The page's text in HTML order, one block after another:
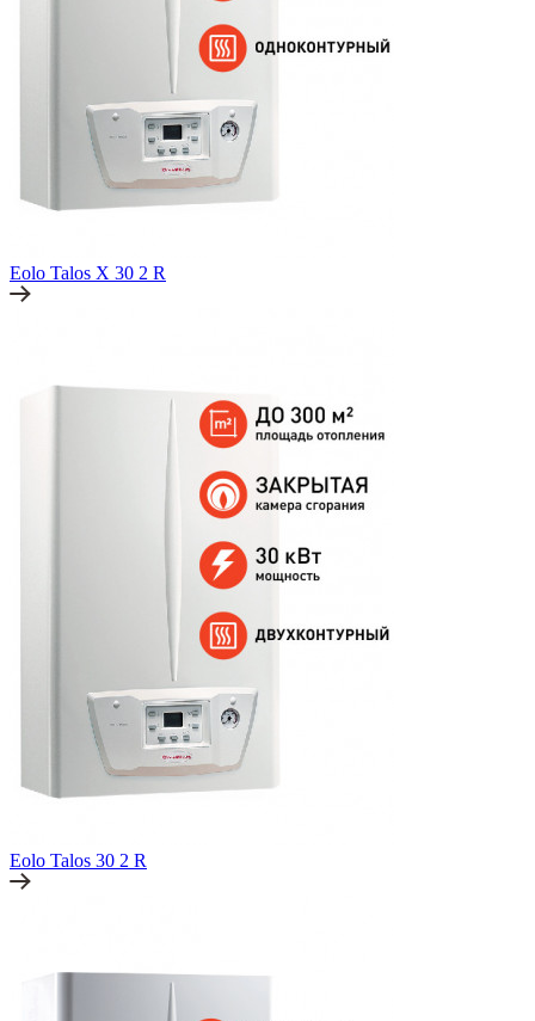
Eolo Talos X 30 2 R
Eolo Talos 30 2 R